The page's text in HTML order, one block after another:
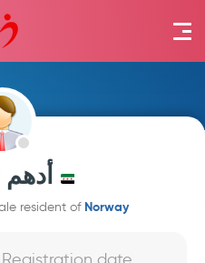
resident of Norway